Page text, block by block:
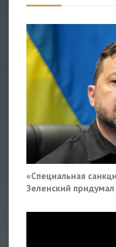
«Специальная
Зеленский